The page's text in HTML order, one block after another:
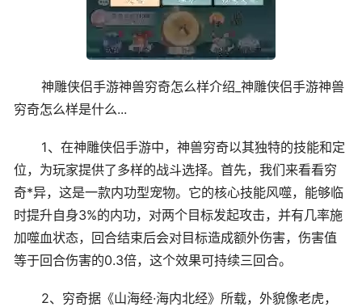
神雕侠侣手游神兽穷奇怎么样介绍_神雕侠侣手游神兽
穷奇怎么样是什么...
1、在神雕侠侣手游中，神兽穷奇以其独特的技能和定
位，为玩家提供了多样的战斗选择。首先，我们来看看穷
奇*异，这是一款内功型宠物。它的核心技能风噬，能够临
时提升自身3%的内功，对两个目标发起攻击，并有几率施
加噬血状态，回合结束后会对目标造成额外伤害，伤害值
等于回合伤害的0.3倍，这个效果可持续三回合。
2、穷奇据《山海经·海内北经》所载，外貌像老虎，